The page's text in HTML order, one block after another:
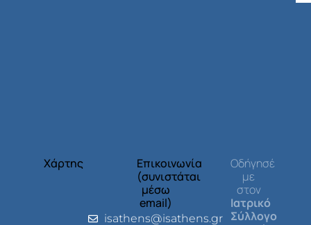
Χάρτης
Επικοινωνία
(συνιστάται
μέσω
email)
isathens@isathens.gr
Οδήγησέ
με
στον
Ιατρικό
Σύλλογο